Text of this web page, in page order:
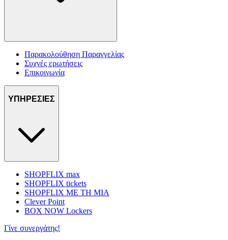
Παρακολούθηση Παραγγελίας
Συχνές ερωτήσεις
Επικοινωνία
ΥΠΗΡΕΣΙΕΣ
SHOPFLIX max
SHOPFLIX tickets
SHOPFLIX ΜΕ ΤΗ ΜΙΑ
Clever Point
BOX NOW Lockers
Γίνε συνεργάτης!